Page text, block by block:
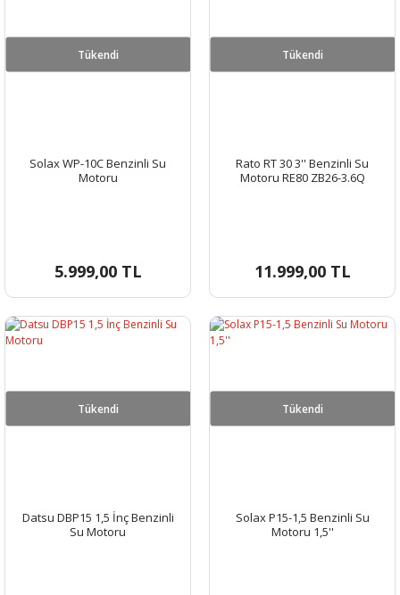
Tükendi
Solax WP-10C Benzinli Su
Motoru
5.999,00 TL
Tükendi
Rato RT 30 3'' Benzinli Su
Motoru RE80 ZB26-3.6Q
11.999,00 TL
Tükendi
Datsu DBP15 1,5 İnç Benzinli
Su Motoru
Tükendi
Solax P15-1,5 Benzinli Su
Motoru 1,5''